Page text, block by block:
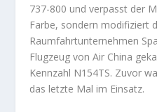
737-800 und verpasst der
Farbe, sondern modifiziert
Raumfahrtunternehmen
Flugzeug von Air China
Kennzahl N154TS. Zuvor
das letzte Mal im Einsatz.